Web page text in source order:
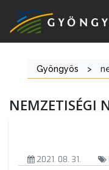
A
KIEMELT
Gyöngyös >
NEMZETISÉGI
2021. 08. 31.